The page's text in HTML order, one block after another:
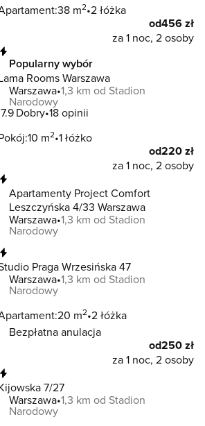
38 m2 2 łóżka
od456 zł
za 1 noc, 2 osoby
Popularny wybór
Rooms Warszawa
Warszawa 1,3 km od Stadion
Narodowy
7.9 Dobry 18 opinii
10 m2 1 łóżko
od220 zł
za 1 noc, 2 osoby
Apartamenty Project Comfort
Leszczyńska 4/33 Warszawa
Warszawa 1,3 km od Stadion
Narodowy
Praga Wrzesińska 47
Warszawa 1,3 km od Stadion
Narodowy
20 m2 2 łóżka
Bezpłatna anulacja
od250 zł
za 1 noc, 2 osoby
7/27
Warszawa 1,3 km od Stadion
Narodowy